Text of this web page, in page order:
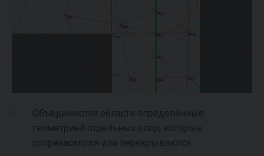
Объединяются области определённые
геометрией отдельных опор, которые
соприкасаются или перекрываются